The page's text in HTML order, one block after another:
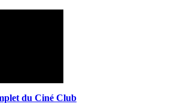
du Ciné Club